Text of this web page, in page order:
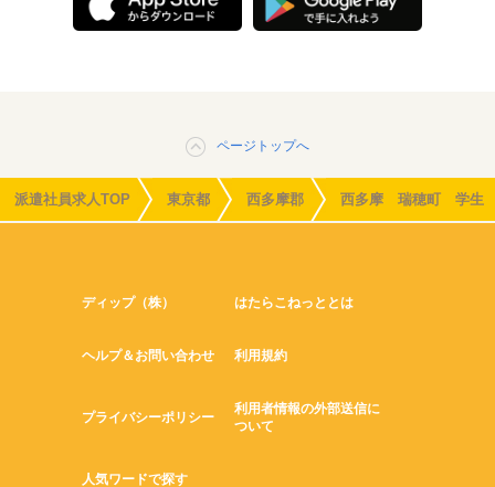
ページトップへ
派遣社員求人TOP 東京都 西多摩郡 西多摩 瑞穂町 学生
ディップ（株） はたらこねっととは
ヘルプ＆お問い合わせ 利用規約
プライバシーポリシー
利用者情報の外部送信に
ついて
人気ワードで探す